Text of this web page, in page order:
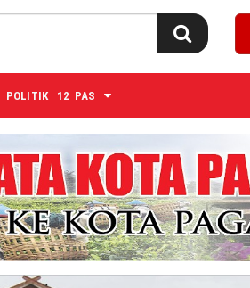
POLITIK 12 PAS